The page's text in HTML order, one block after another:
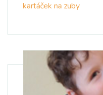
kartáček na zuby